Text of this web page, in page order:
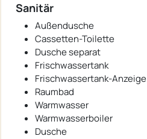
Sanitär
Außendusche
Cassetten-Toilette
Dusche separat
Frischwassertank
Frischwassertank-Anzeige
Raumbad
Warmwasser
Warmwasserboiler
Dusche